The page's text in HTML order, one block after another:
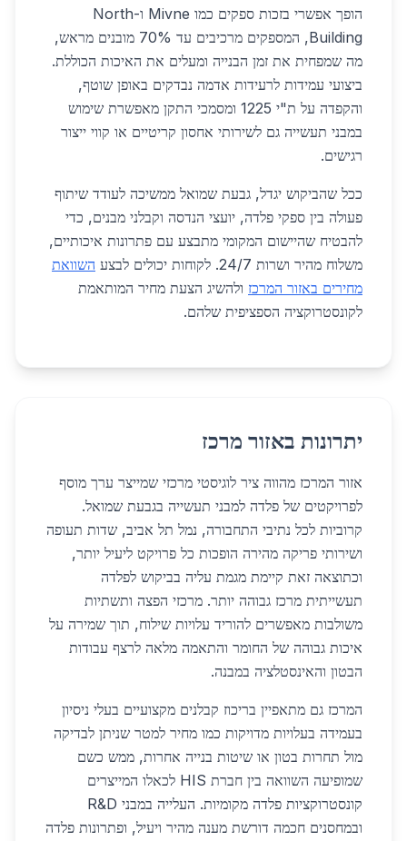
הופך אפשרי בזכות ספקים כמו Mivne ו-North
Building, המספקים מרכיבים עד 70% מובנים מראש,
מה שמפחית את זמן הבנייה ומעלים את האיכות הכוללת.
ביצועי עמידות לרעידות אדמה נבדקים באופן שוטף,
והקפדה על ת"י 1225 ומסמכי התקן מאפשרת שימוש
במבני תעשייה גם לשירותי אחסון קריטיים או קווי ייצור
רגישים.
ככל שהביקוש יגדל, גבעת שמואל ממשיכה לעודד שיתוף
פעולה בין ספקי פלדה, יועצי הנדסה וקבלני מבנים, כדי
להבטיח שהיישום המקומי מתבצע עם פתרונות איכותיים,
משלוח מהיר ושרות 24/7. לקוחות יכולים לבצע
השוואת
מחירים באזור המרכז ולהשיג הצעת מחיר המותאמת
לקונסטרוקציה הספציפית שלהם.
יתרונות באזור מרכז
אזור המרכז מהווה ציר לוגיסטי מרכזי שמייצר ערך מוסף
לפרויקטים של פלדה למבני תעשייה בגבעת שמואל.
קרוביות לכל נתיבי התחבורה, נמל תל אביב, שדות תעופה
ושירותי פריקה מהירה הופכות כל פרויקט ליעיל יותר,
וכתוצאה זאת קיימת מגמת עליה בביקוש לפלדה
תעשייתית מרכז גבוהה יותר. מרכזי הפצה ותשתיות
משולבות מאפשרים להוריד עלויות שילוח, תוך שמירה על
איכות גבוהה של החומר והתאמה מלאה לרצף עבודות
הבטון והאינסטלציה במבנה.
המרכז גם מתאפיין בריכוז קבלנים מקצועיים בעלי ניסיון
בעמידה בעלויות מדויקות כמו מחיר למטר שניתן לבדיקה
מול תחרות בטון או שיטות בנייה אחרות, ממש כשם
שמופיעה השוואה בין חברת HIS לכאלו המייצרים
קונסטרוקציות פלדה מקומיות. העלייה במבני R&D
ובמחסנים חכמה דורשת מענה מהיר ויעיל, ופתרונות פלדה